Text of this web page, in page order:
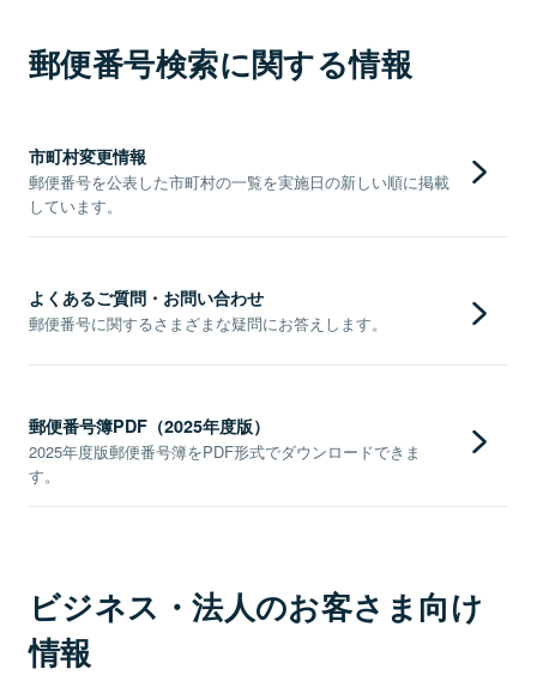
郵便番号検索に関する情報
市町村変更情報
郵便番号を公表した市町村の一覧を実施日の新しい順に掲載
しています。
よくあるご質問・お問い合わせ
郵便番号に関するさまざまな疑問にお答えします。
郵便番号簿PDF（2025年度版）
2025年度版郵便番号簿をPDF形式でダウンロードできま
す。
ビジネス・法人のお客さま向け
情報